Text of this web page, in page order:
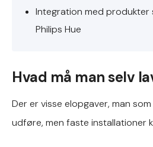
Integration med produkter
Philips Hue
Hvad må man selv
Der er visse elopgaver, man
udføre, men faste installationer